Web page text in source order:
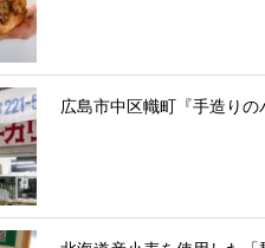
広島市中区幟町『手造りの